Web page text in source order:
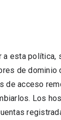
a esta política,
de dominio
de acceso
Los